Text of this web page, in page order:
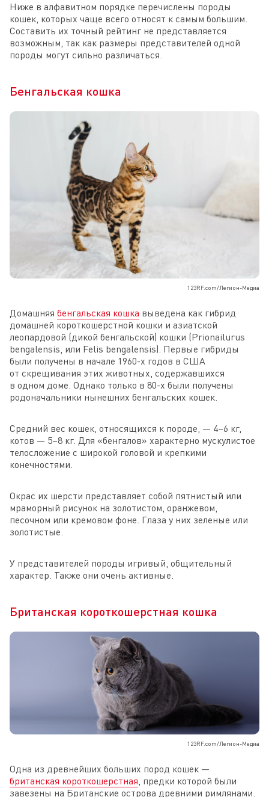
Ниже в алфавитном порядке перечислены породы
кошек, которых чаще всего относят к самым большим.
Составить их точный рейтинг не представляется
возможным, так как размеры представителей одной
породы могут сильно различаться.
Бенгальская кошка
123RF.com/Легион-Медиа
Домашняя бенгальская кошка выведена как гибрид
домашней короткошерстной кошки и азиатской
леопардовой (дикой бенгальской) кошки (Prionailurus
bengalensis, или Felis bengalensis). Первые гибриды
были получены в начале 1960-х годов в США
от скрещивания этих животных, содержавшихся
в одном доме. Однако только в 80-х были получены
родоначальники нынешних бенгальских кошек.
Средний вес кошек, относящихся к породе, — 4–6 кг,
котов — 5–8 кг. Для «бенгалов» характерно мускулистое
телосложение с широкой головой и крепкими
конечностями.
Окрас их шерсти представляет собой пятнистый или
мраморный рисунок на золотистом, оранжевом,
песочном или кремовом фоне. Глаза у них зеленые или
золотистые.
У представителей породы игривый, общительный
характер. Также они очень активные.
Британская короткошерстная кошка
123RF.com/Легион-Медиа
Одна из древнейших больших пород кошек —
британская короткошерстная , предки которой были
завезены на Британские острова древними римлянами.